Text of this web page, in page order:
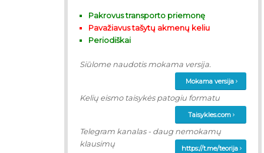
Pakrovus transporto priemonę
Pavažiavus tašytų akmenų keliu
Periodiškai
Siūlome naudotis mokama versija.
Mokama versija
Kelių eismo taisykės patogiu formatu
Taisykles.com
Telegram kanalas - daug nemokamų
klausimų
https://t.me/teorija